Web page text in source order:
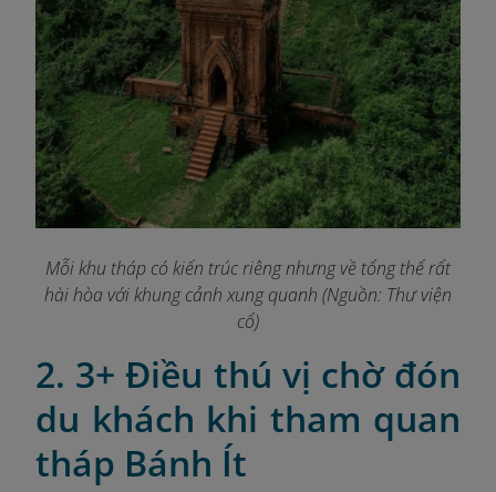
Mỗi khu tháp có kiến trúc riêng nhưng về tổng thể rất
hài hòa với khung cảnh xung quanh (Nguồn: Thư viện
cổ)
2. 3+ Điều thú vị chờ đón
du khách khi tham quan
tháp Bánh Ít